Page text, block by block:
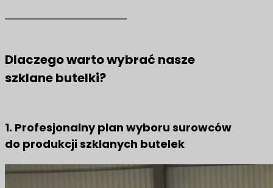
Dlaczego warto wybrać nasze
szklane butelki?
1. Profesjonalny plan wyboru surowców
do produkcji szklanych butelek